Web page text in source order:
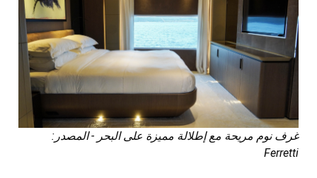
غرف نوم مريحة مع إطلالة مميزة على البحر - المصدر:
Ferretti